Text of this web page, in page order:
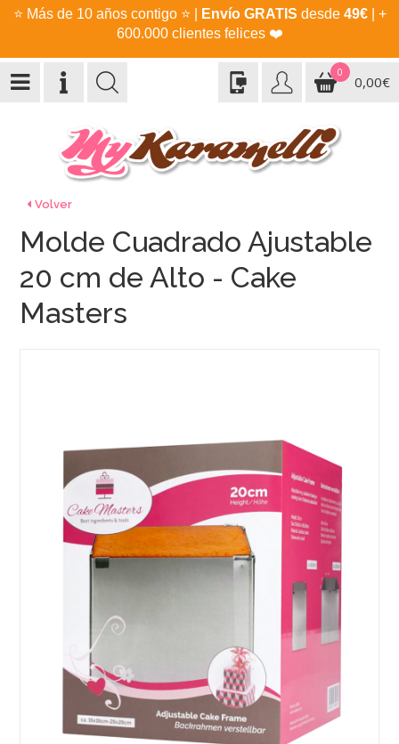
⭐ Más de 10 años contigo ⭐ Envío GRATIS desde 49€| +
600.000 clientes felices ❤️
0
0,00€
Volver
Molde Cuadrado Ajustable
20 cm de Alto - Cake
Masters